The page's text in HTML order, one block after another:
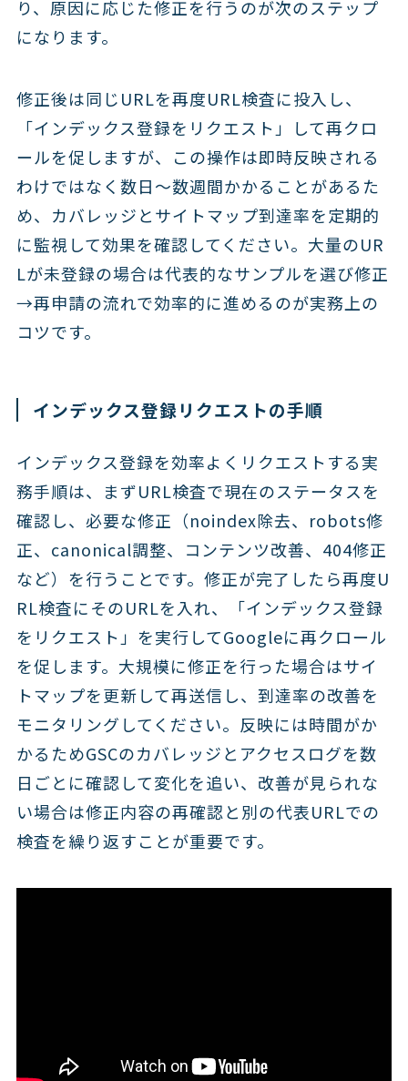
り、原因に応じた修正を行うのが次のステップ
になります。
修正後は同じURLを再度URL検査に投入し、
「インデックス登録をリクエスト」して再クロ
ールを促しますが、この操作は即時反映される
わけではなく数日〜数週間かかることがあるた
め、カバレッジとサイトマップ到達率を定期的
に監視して効果を確認してください。大量のUR
Lが未登録の場合は代表的なサンプルを選び修正
→再申請の流れで効率的に進めるのが実務上の
コツです。
インデックス登録リクエストの手順
インデックス登録を効率よくリクエストする実
務手順は、まずURL検査で現在のステータスを
確認し、必要な修正（noindex除去、robots修
正、canonical調整、コンテンツ改善、404修正
など）を行うことです。修正が完了したら再度U
RL検査にそのURLを入れ、「インデックス登録
をリクエスト」を実行してGoogleに再クロール
を促します。大規模に修正を行った場合はサイ
トマップを更新して再送信し、到達率の改善を
モニタリングしてください。反映には時間がか
かるためGSCのカバレッジとアクセスログを数
日ごとに確認して変化を追い、改善が見られな
い場合は修正内容の再確認と別の代表URLでの
検査を繰り返すことが重要です。